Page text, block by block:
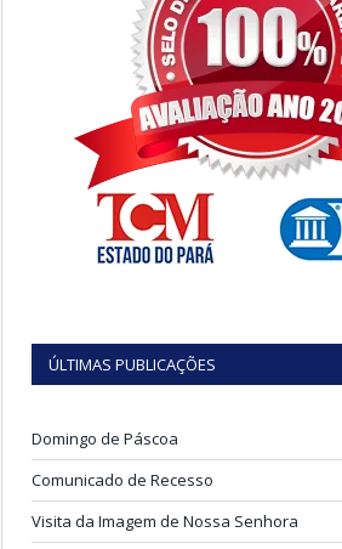
ÚLTIMAS PUBLICAÇÕES
Domingo de Páscoa
Comunicado de Recesso
Visita da Imagem de Nossa Senhora